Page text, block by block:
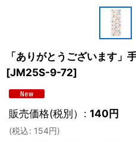
「ありがとうございます」
[JM25S-9-72]
販売価格(税別） : 140円
(税込: 154円)